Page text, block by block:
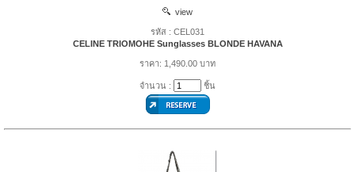
view
รหัส : CEL031
CELINE TRIOMOHE Sunglasses BLONDE HAVANA
ราคา: 1,490.00 บาท
จำนวน : ชิ้น